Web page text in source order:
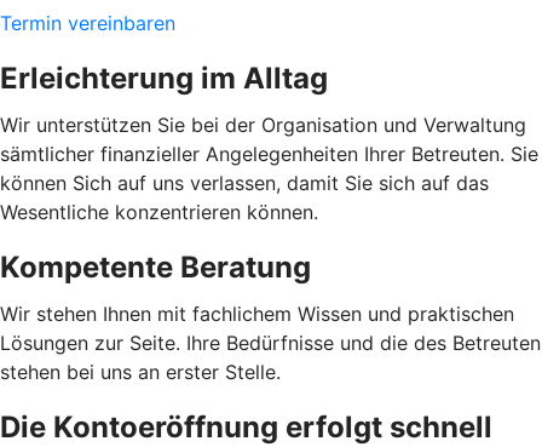
Termin vereinbaren
Erleichterung im Alltag
Wir unterstützen Sie bei der Organisation und Verwaltung
sämtlicher finanzieller Angelegenheiten Ihrer Betreuten. Sie
können Sich auf uns verlassen, damit Sie sich auf das
Wesentliche konzentrieren können.
Kompetente Beratung
Wir stehen Ihnen mit fachlichem Wissen und praktischen
Lösungen zur Seite. Ihre Bedürfnisse und die des Betreuten
stehen bei uns an erster Stelle.
Die Kontoeröffnung erfolgt schnell